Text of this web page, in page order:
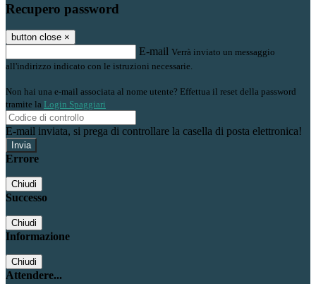
Recupero password
button close ×
E-mail Verrà inviato un messaggio
all'indirizzo indicato con le istruzioni necessarie.
Non hai una e-mail associata al nome utente? Effettua il reset della password
tramite la Login Spaggiari
E-mail inviata, si prega di controllare la casella di posta elettronica!
Errore
Chiudi
Successo
Chiudi
Informazione
Chiudi
Attendere...